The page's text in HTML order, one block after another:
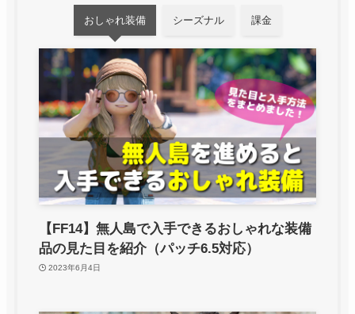
おしゃれ装備 シーズナル 課金
【FF14】無人島で入手できるおしゃれな装備
品の見た目を紹介（パッチ6.5対応）
2023年6月4日